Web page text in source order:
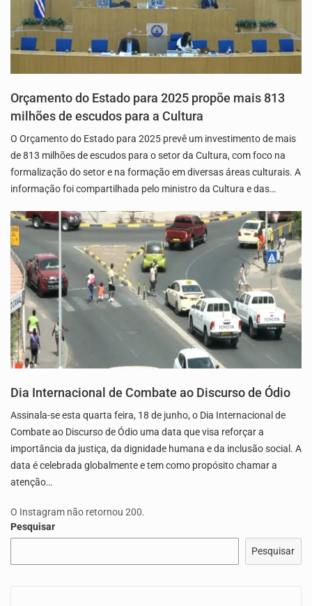
Orçamento do Estado para 2025 propõe mais 813
milhões de escudos para a Cultura
O Orçamento do Estado para 2025 prevê um investimento de mais
de 813 milhões de escudos para o setor da Cultura, com foco na
formalização do setor e na formação em diversas áreas culturais. A
informação foi compartilhada pelo ministro da Cultura e das…
Dia Internacional de Combate ao Discurso de Ódio
Assinala-se esta quarta feira, 18 de junho, o Dia Internacional de
Combate ao Discurso de Ódio uma data que visa reforçar a
importância da justiça, da dignidade humana e da inclusão social. A
data é celebrada globalmente e tem como propósito chamar a
atenção…
O Instagram não retornou 200.
Pesquisar
Pesquisar